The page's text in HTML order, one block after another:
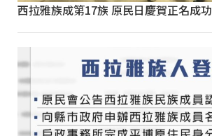
西拉雅族成第17族 原民日慶賀正名成功